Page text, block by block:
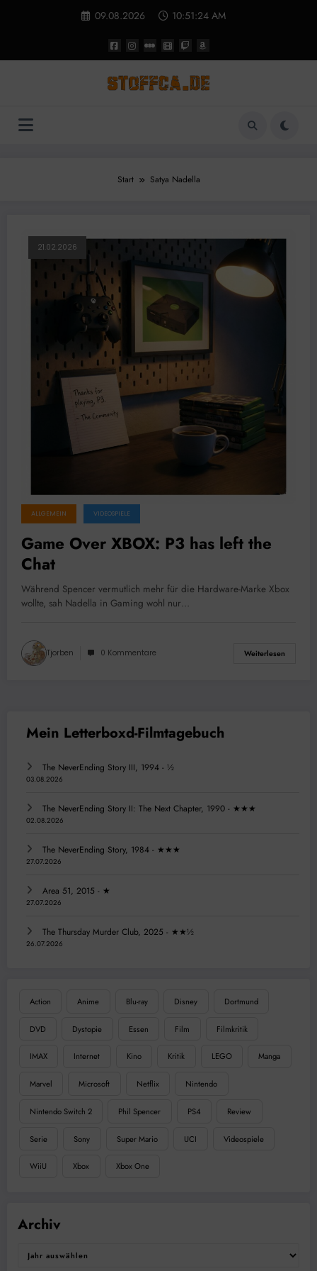
09.08.2026 10:51:24 AM
Start Satya Nadella
21.02.2026
ALLGEMEIN VIDEOSPIELE
Game Over XBOX: P3 has left the
Chat
Während Spencer vermutlich mehr für die Hardware-Marke Xbox
wollte, sah Nadella in Gaming wohl nur…
Tjorben 0 Kommentare Weiterlesen
The NeverEnding Story III, 1994 - ½
03.08.2026
The NeverEnding Story II: The Next Chapter, 1990 - ★★★
02.08.2026
The NeverEnding Story, 1984 - ★★★
27.07.2026
Area 51, 2015 - ★
27.07.2026
The Thursday Murder Club, 2025 - ★★½
26.07.2026
Action Anime Blu-ray Disney Dortmund
DVD Dystopie Essen Film Filmkritik
IMAX Internet Kino Kritik LEGO Manga
Marvel Microsoft Netflix Nintendo
Nintendo Switch 2 Phil Spencer PS4 Review
Serie Sony Super Mario UCI Videospiele
WiiU Xbox Xbox One